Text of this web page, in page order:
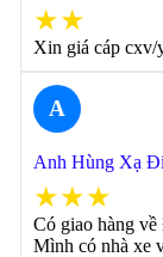
★★
Xin giá cáp
A
Anh Hùng Xạ
★★★
Có giao hàng
Mình có nhà xe